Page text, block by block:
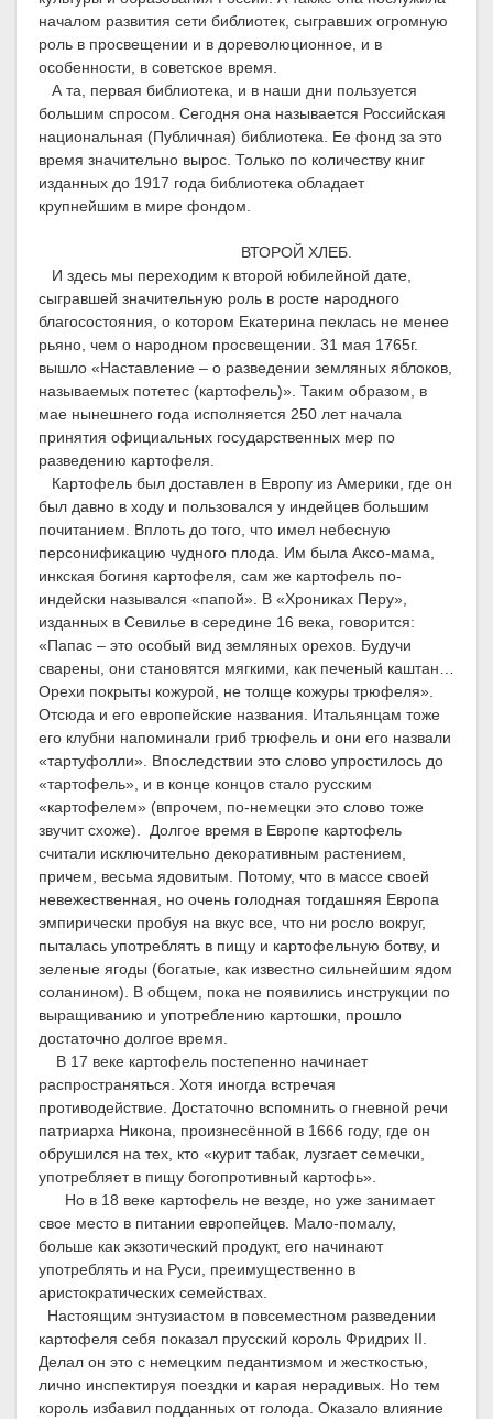
началом развития сети библиотек, сыгравших огромную
роль в просвещении и в дореволюционное, и в
особенности, в советское время.
А та, первая библиотека, и в наши дни пользуется
большим спросом. Сегодня она называется Российская
национальная (Публичная) библиотека. Ее фонд за это
время значительно вырос. Только по количеству книг
изданных до 1917 года библиотека обладает
крупнейшим в мире фондом.
ВТОРОЙ ХЛЕБ.
И здесь мы переходим к второй юбилейной дате,
сыгравшей значительную роль в росте народного
благосостояния, о котором Екатерина пеклась не менее
рьяно, чем о народном просвещении. 31 мая 1765г.
вышло «Наставление – о разведении земляных яблоков,
называемых потетес (картофель)». Таким образом, в
мае нынешнего года исполняется 250 лет начала
принятия официальных государственных мер по
разведению картофеля.
Картофель был доставлен в Европу из Америки, где он
был давно в ходу и пользовался у индейцев большим
почитанием. Вплоть до того, что имел небесную
персонификацию чудного плода. Им была Аксо-мама,
инкская богиня картофеля, сам же картофель по-
индейски назывался «папой». В «Хрониках Перу»,
изданных в Севилье в середине 16 века, говорится:
«Папас – это особый вид земляных орехов. Будучи
сварены, они становятся мягкими, как печеный каштан…
Орехи покрыты кожурой, не толще кожуры трюфеля».
Отсюда и его европейские названия. Итальянцам тоже
его клубни напоминали гриб трюфель и они его назвали
«тартуфолли». Впоследствии это слово упростилось до
«тартофель», и в конце концов стало русским
«картофелем» (впрочем, по-немецки это слово тоже
звучит схоже). Долгое время в Европе картофель
считали исключительно декоративным растением,
причем, весьма ядовитым. Потому, что в массе своей
невежественная, но очень голодная тогдашняя Европа
эмпирически пробуя на вкус все, что ни росло вокруг,
пыталась употреблять в пищу и картофельную ботву, и
зеленые ягоды (богатые, как известно сильнейшим ядом
соланином). В общем, пока не появились инструкции по
выращиванию и употреблению картошки, прошло
достаточно долгое время.
В 17 веке картофель постепенно начинает
распространяться. Хотя иногда встречая
противодействие. Достаточно вспомнить о гневной речи
патриарха Никона, произнесённой в 1666 году, где он
обрушился на тех, кто «курит табак, лузгает семечки,
употребляет в пищу богопротивный картофь».
Но в 18 веке картофель не везде, но уже занимает
свое место в питании европейцев. Мало-помалу,
больше как экзотический продукт, его начинают
употреблять и на Руси, преимущественно в
аристократических семействах.
Настоящим энтузиастом в повсеместном разведении
картофеля себя показал прусский король Фридрих II.
Делал он это с немецким педантизмом и жесткостью,
лично инспектируя поездки и карая нерадивых. Но тем
король избавил подданных от голода. Оказало влияние